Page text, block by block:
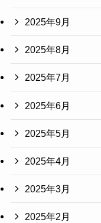
2025年9月
2025年8月
2025年7月
2025年6月
2025年5月
2025年4月
2025年3月
2025年2月